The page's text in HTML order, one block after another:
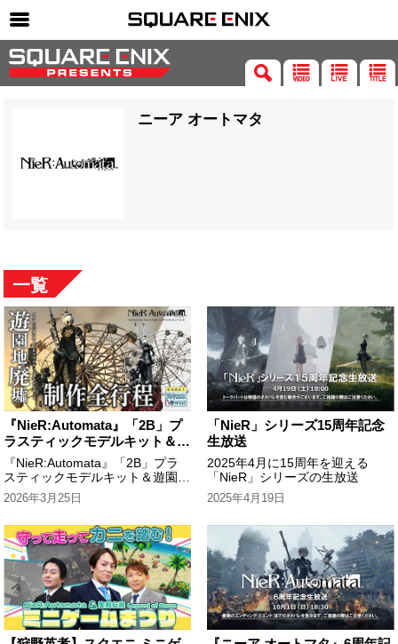
SQUARE ENIX 公式サイトメニュー
ミュージック
動画
コラム
会社情報 採用情報
SQUARE ENIX サイト内検索
ニーア オートマタ
一覧
『NieR:Automata』「2B」プ
ラスティックモデルキット＆遊
園地廃墟イメージジオラマ制作
全行程【本日開店！スクエニ模
型店】
『NieR:Automata』「2B」プラ
スティックモデルキット＆遊園地
廃墟イメージジオラマ制作全行程
【本日開店！スクエニ模型店】
2026年3月25日
「NieR」シリーズ15周年記念
生放送
2025年4月に15周年を迎える
「NieR」シリーズの生放送
2025年4月19日